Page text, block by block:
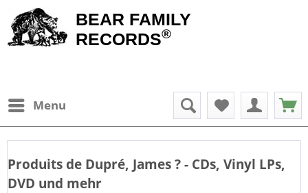
BEAR FAMILY
RECORDS®
Menu
Produits de Dupré, James? - CDs, Vinyl LPs,
DVD und mehr